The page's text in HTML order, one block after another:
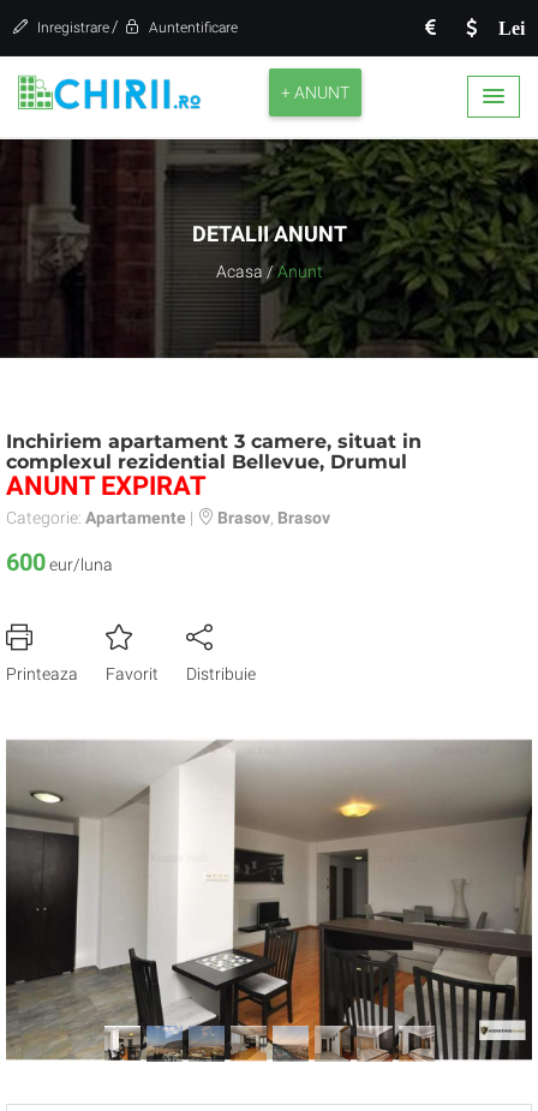
Lei
Inregistrare / Auntentificare
+ ANUNT
DETALII ANUNT
Acasa / Anunt
Inchiriem apartament 3 camere, situat in
complexul rezidential Bellevue, Drumul
ANUNT EXPIRAT
Categorie: Apartamente | Brasov Brasov
600eur/luna
Printeaza Favorit Distribuie